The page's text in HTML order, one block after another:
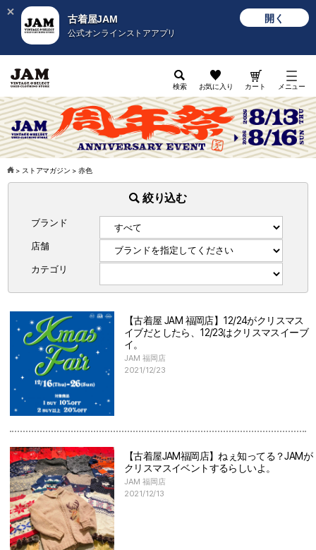
古着屋JAM
公式オンラインストアアプリ
開く
検索 お気に入り カート メニュー
> ストアマガジン > 赤色
絞り込む
ブランド
店舗
カテゴリ
【古着屋 JAM 福岡店】12/24がクリスマス
イブだとしたら、12/23はクリスマスイーブ
イ。
JAM 福岡店
2021/12/23
【古着屋JAM福岡店】ねぇ知ってる？JAMが
クリスマスイベントするらしいよ。
JAM 福岡店
2021/12/13